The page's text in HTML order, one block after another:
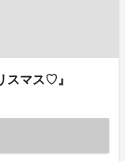
スマス♡』